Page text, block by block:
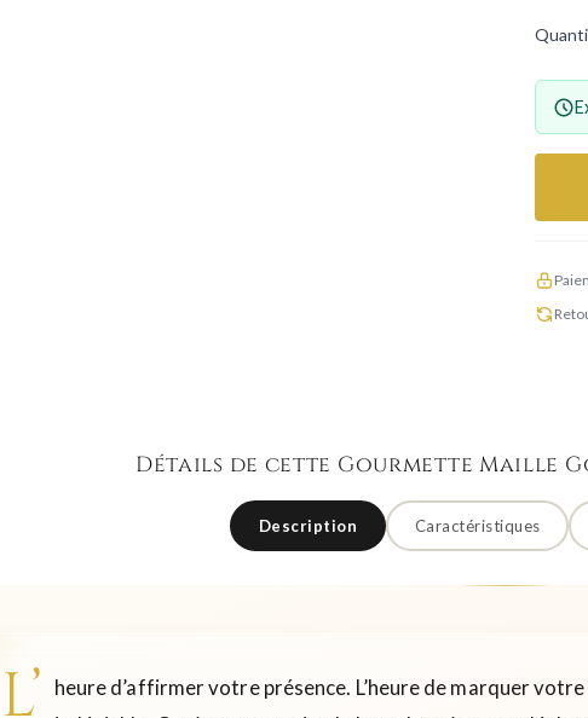
Détails de cette Gourmette Maille
Description Caractéristiques
L’
heure d’affirmer votre présence. L’heure de marquer